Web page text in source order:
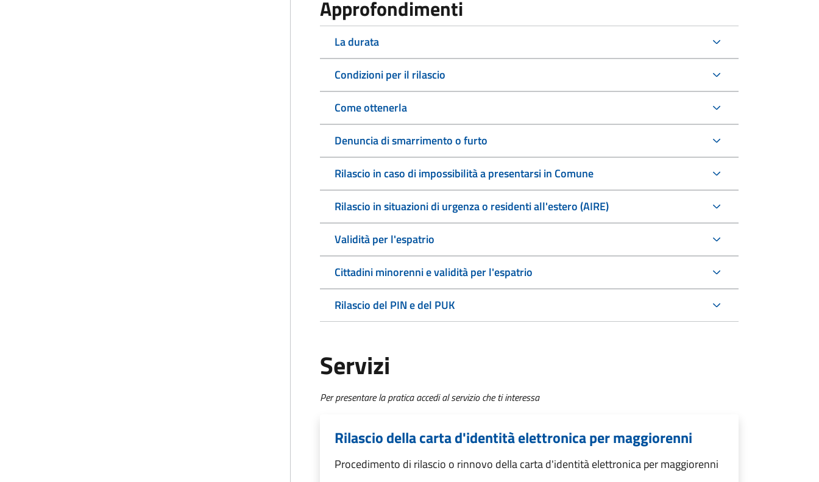
Approfondimenti
La durata
Condizioni per il rilascio
Come ottenerla
Denuncia di smarrimento o furto
Rilascio in caso di impossibilità a presentarsi in Comune
Rilascio in situazioni di urgenza o residenti all'estero (AIRE)
Validità per l'espatrio
Cittadini minorenni e validità per l'espatrio
Rilascio del PIN e del PUK
Servizi
Per presentare la pratica accedi al servizio che ti interessa
Rilascio della carta d'identità elettronica per maggiorenni
Procedimento di rilascio o rinnovo della carta d'identità elettronica per maggiorenni